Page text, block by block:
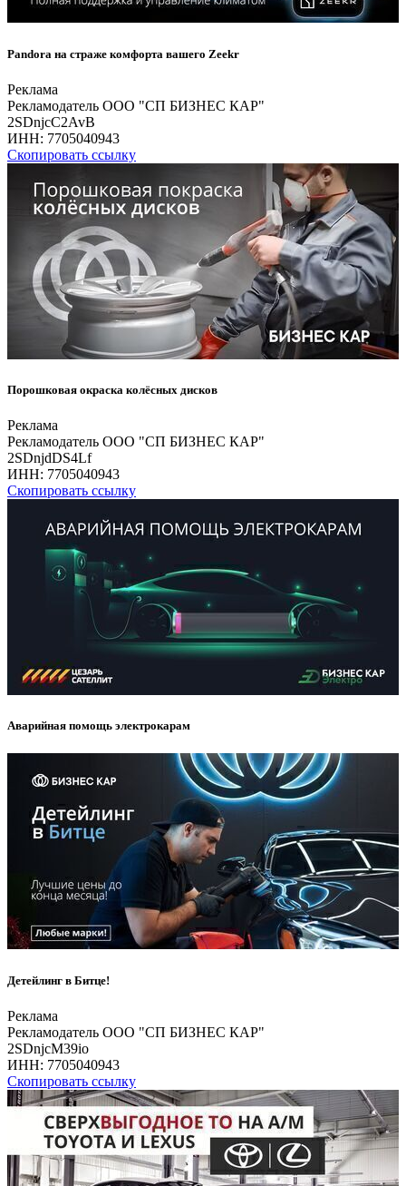
Pandora на страже комфорта вашего Zeekr
Реклама
Рекламодатель ООО "СП БИЗНЕС КАР"
2SDnjcC2AvB
ИНН: 7705040943
Скопировать ссылку
Порошковая окраска колёсных дисков
Реклама
Рекламодатель ООО "СП БИЗНЕС КАР"
2SDnjdDS4Lf
ИНН: 7705040943
Скопировать ссылку
Аварийная помощь электрокарам
Детейлинг в Битце!
Реклама
Рекламодатель ООО "СП БИЗНЕС КАР"
2SDnjcM39io
ИНН: 7705040943
Скопировать ссылку